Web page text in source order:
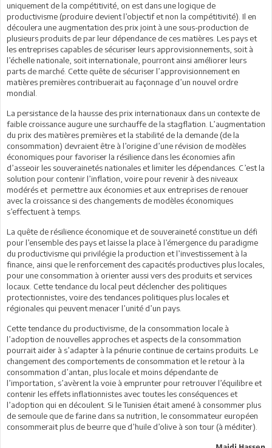
uniquement de la compétitivité, on est dans une logique de
productivisme (produire devient l’objectif et non la compétitivité). Il en
découlera une augmentation des prix joint à une sous-production de
plusieurs produits de par leur dépendance de ces matières. Les pays et
les entreprises capables de sécuriser leurs approvisionnements, soit à
l’échelle nationale, soit internationale, pourront ainsi améliorer leurs
parts de marché. Cette quête de sécuriser l’approvisionnement en
matières premières contribuerait au façonnage d’un nouvel ordre
mondial.
La persistance de la hausse des prix internationaux dans un contexte de
faible croissance augure une surchauffe de la stagflation. L’augmentation
du prix des matières premières et la stabilité de la demande (de la
consommation) devraient être à l’origine d’une révision de modèles
économiques pour favoriser la résilience dans les économies afin
d’asseoir les souverainetés nationales et limiter les dépendances. C’est la
solution pour contenir l’inflation, voire pour revenir à des niveaux
modérés et permettre aux économies et aux entreprises de renouer
avec la croissance si des changements de modèles économiques
s’effectuent à temps.
La quête de résilience économique et de souveraineté constitue un défi
pour l’ensemble des pays et laisse la place à l’émergence du paradigme
du productivisme qui privilégie la production et l’investissement à la
finance, ainsi que le renforcement des capacités productives plus locales,
pour une consommation à orienter aussi vers des produits et services
locaux. Cette tendance du local peut déclencher des politiques
protectionnistes, voire des tendances politiques plus locales et
régionales qui peuvent menacer l’unité d’un pays.
Cette tendance du productivisme, de la consommation locale à
l’adoption de nouvelles approches et aspects de la consommation
pourrait aider à s’adapter à la pénurie continue de certains produits. Le
changement des comportements de consommation et le retour à la
consommation d’antan, plus locale et moins dépendante de
l’importation, s’avèrent la voie à emprunter pour retrouver l’équilibre et
contenir les effets inflationnistes avec toutes les conséquences et
l’adoption qui en découlent. Si le Tunisien était amené à consommer plus
de semoule que de farine dans sa nutrition, le consommateur européen
consommerait plus de beurre que d’huile d’olive à son tour (à méditer).